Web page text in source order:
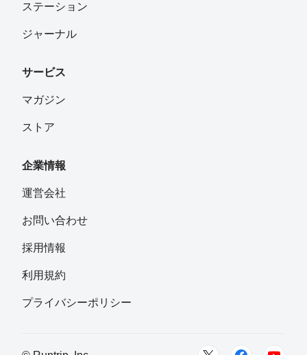
ステーション
ジャーナル
サービス
マガジン
ストア
企業情報
運営会社
お問い合わせ
採用情報
利用規約
プライバシーポリシー